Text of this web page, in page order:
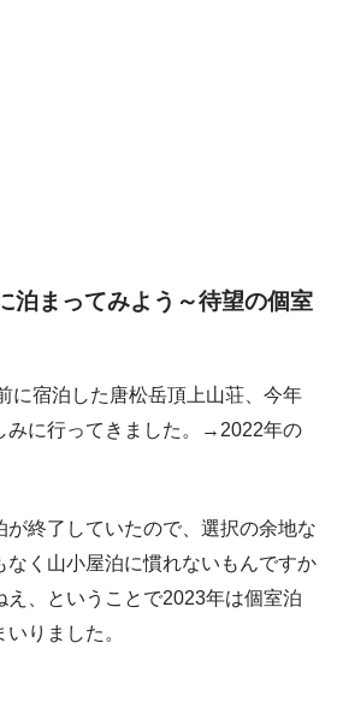
泊まってみよう～待望の個室
に宿泊した唐松岳頂上山荘、今年
みに行ってきました。→2022年の
が終了していたので、選択の余地な
なく山小屋泊に慣れないもんですか
え、ということで2023年は個室泊
りました。